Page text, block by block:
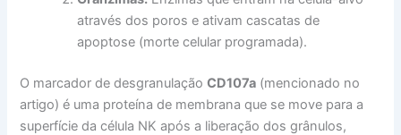
através dos poros e ativam cascatas de
apoptose (morte celular programada).
O marcador de desgranulaçãoCD107a (mencionado no
artigo) é uma proteína de membrana que se move para a
superfície da célula NK após a liberação dos grânulos,